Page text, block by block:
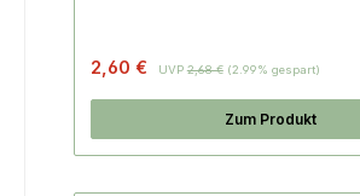
2,60 € UVP 2,68 € (2.99% gespart)
Zum Produkt